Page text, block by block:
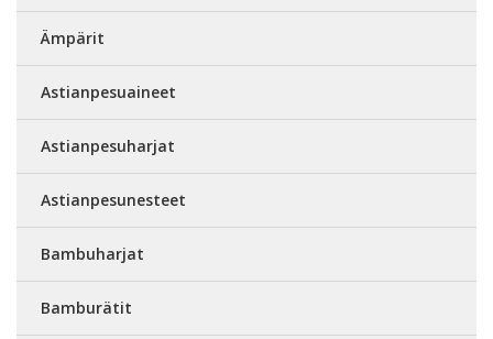
Ämpärit
Astianpesuaineet
Astianpesuharjat
Astianpesunesteet
Bambuharjat
Bamburätit